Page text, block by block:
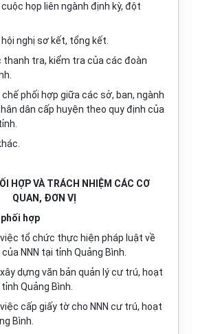
họp liên ngành định kỳ, đột
nghị sơ kết, tổng kết.
thanh tra, kiểm tra của các đoàn
chế phối hợp giữa các sở, ban, ngành
dân cấp huyện theo quy định của
HỢP VÀ TRÁCH NHIỆM CÁC CƠ
QUAN, ĐƠN VỊ
hợp
tổ chức thực hiện pháp luật về
NNN tại tỉnh Quảng Bình
dựng văn bản quản lý cư trú, hoạt
Quảng Bình.
cấp giấy tờ cho NNN cư trú, hoạt
Bình.